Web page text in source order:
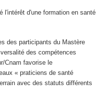
l'intérêt d'une formation en santé
des participants du Mastère
des compétences
Cnam favorise le
« praticiens de santé
avec des statuts différents